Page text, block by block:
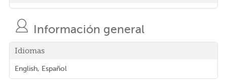
Información general
Idiomas
English, Español